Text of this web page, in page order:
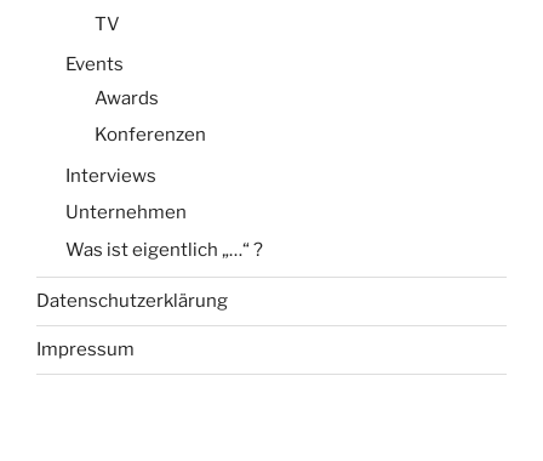
TV
Events
Awards
Konferenzen
Interviews
Unternehmen
Was ist eigentlich „…“ ?
Datenschutzerklärung
Impressum